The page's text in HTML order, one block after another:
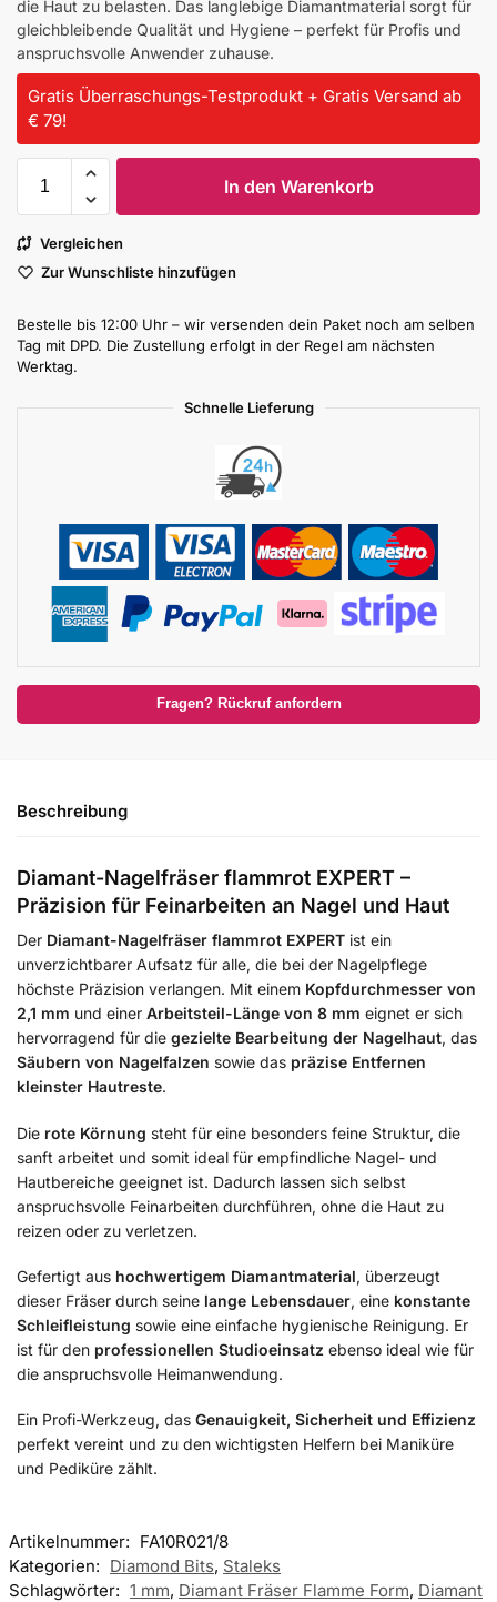
die Haut zu belasten. Das langlebige Diamantmaterial sorgt für
gleichbleibende Qualität und Hygiene – perfekt für Profis und
anspruchsvolle Anwender zuhause.
Gratis Überraschungs-Testprodukt + Gratis Versand ab
€ 79!
In den Warenkorb
Vergleichen
Zur Wunschliste hinzufügen
Bestelle bis 12:00 Uhr – wir versenden dein Paket noch am selben
Tag mit DPD. Die Zustellung erfolgt in der Regel am nächsten
Werktag.
Schnelle Lieferung
Fragen? Rückruf anfordern
Beschreibung
Diamant-Nagelfräser flammrot EXPERT –
Präzision für Feinarbeiten an Nagel und Haut
Der Diamant-Nagelfräser flammrot EXPERT ist ein
unverzichtbarer Aufsatz für alle, die bei der Nagelpflege
höchste Präzision verlangen. Mit einem Kopfdurchmesser von
2,1 mm und einer Arbeitsteil-Länge von 8 mm eignet er sich
hervorragend für die gezielte Bearbeitung der Nagelhaut, das
Säubern von Nagelfalzen sowie das präzise Entfernen
kleinster Hautreste.
Die rote Körnung steht für eine besonders feine Struktur, die
sanft arbeitet und somit ideal für empfindliche Nagel- und
Hautbereiche geeignet ist. Dadurch lassen sich selbst
anspruchsvolle Feinarbeiten durchführen, ohne die Haut zu
reizen oder zu verletzen.
Gefertigt aus hochwertigem Diamantmaterial, überzeugt
dieser Fräser durch seine lange Lebensdauer, eine konstante
Schleifleistung sowie eine einfache hygienische Reinigung. Er
ist für den professionellen Studioeinsatz ebenso ideal wie für
die anspruchsvolle Heimanwendung.
Ein Profi-Werkzeug, das Genauigkeit, Sicherheit und Effizienz
perfekt vereint und zu den wichtigsten Helfern bei Maniküre
und Pediküre zählt.
Artikelnummer: FA10R021/8
Kategorien: Diamond Bits, Staleks
Schlagwörter: 1 mm, Diamant Fräser Flamme Form, Diamant